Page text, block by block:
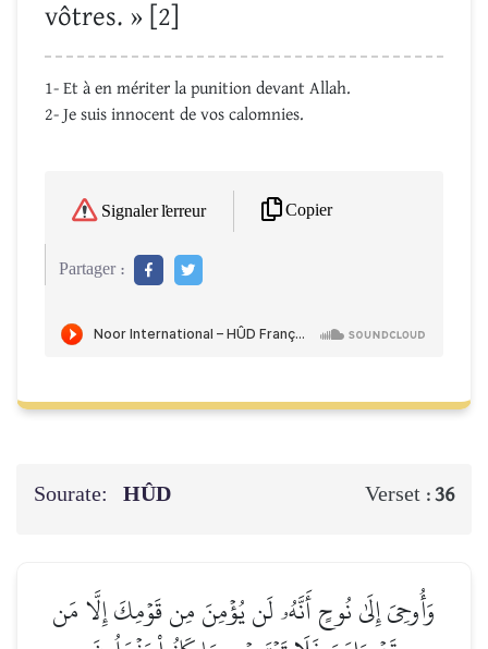
vôtres. » [2]
1- Et à en mériter la punition devant Allah.
2- Je suis innocent de vos calomnies.
Signaler l'erreur Copier
Partager :
Sourate: HÛD Verset :36
وَأُوحِيَ إِلَىٰ نُوحٍ أَنَّهُۥ لَن يُؤۡمِنَ مِن قَوۡمِكَ إِلَّا مَن